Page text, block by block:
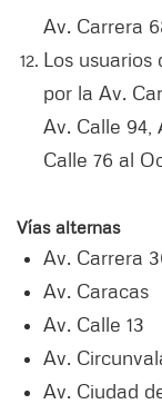
Av. Carrera
Los
por la Av.
Av. Calle 94,
Calle 76 al
Vías alternas
Av. Carrera
Av. Caracas
Av. Calle 13
Av.
Av. Ciudad